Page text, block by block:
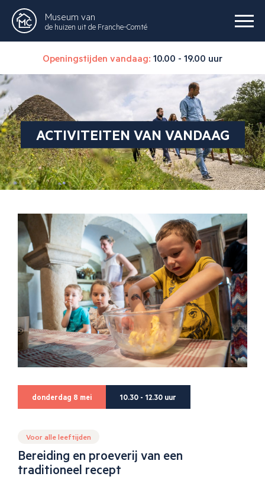
Museum van
de huizen uit de Franche-Comté
Openingstijden vandaag: 10.00 - 19.00 uur
ACTIVITEITEN VAN VANDAAG
donderdag 8 mei 10.30 - 12.30 uur
Voor alle leeftijden
Bereiding en proeverij van een
traditioneel recept